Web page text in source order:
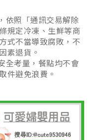
依照「通訊交易解除
規定冷凍、生鮮等商
式不當導致腐敗，不
素退貨。
全考量，餐點均不會
件避免浪費。